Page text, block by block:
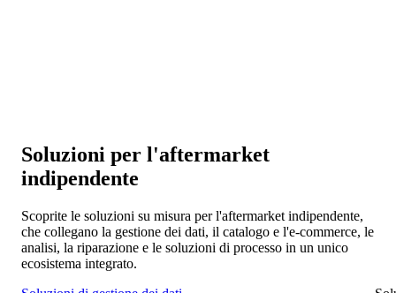
base di dati cresce con voi.
Soluzioni per l'aftermarket
indipendente
Scoprite le soluzioni su misura per l'aftermarket indipendente,
che collegano la gestione dei dati, il catalogo e l'e-commerce, le
analisi, la riparazione e le soluzioni di processo in un unico
ecosistema integrato.